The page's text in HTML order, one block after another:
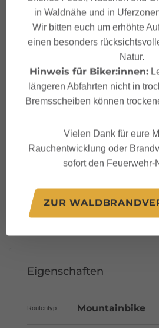
Tipps
Öffentliche
Parken
Mountainbike in
Eigenschaften
Routentyp Mountainbike
in Waldnähe und in
Wir bitten euch um erhöhte
einen besonders
Natur.
Hinweis für Biker:innen:
längeren Abfahrten nicht in
Bremsscheiben können
Vielen Dank für eure
Rauchentwicklung oder
sofort den Feuerwehr-
ZUR